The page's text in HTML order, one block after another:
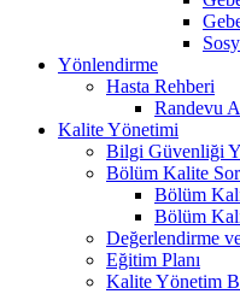
Yönlendirme
Hasta Rehberi
Randevu
Kalite Yönetimi
Bilgi Güvenliği
Bölüm Kalite
Bölüm
Bölüm
Değerlendirme
Eğitim Planı
Kalite Yönetim